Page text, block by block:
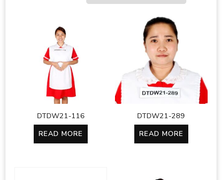
DTDW21-116
READ MORE
DTDW21-289
READ MORE